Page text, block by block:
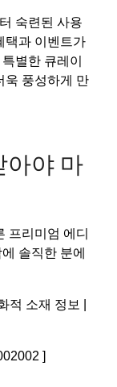
숙련된 사용
택과 이벤트가
별한 큐레이
욱 풍성하게 만
아야 마
프리미엄 에디
솔직한 분에
적 소재 정보 |
]